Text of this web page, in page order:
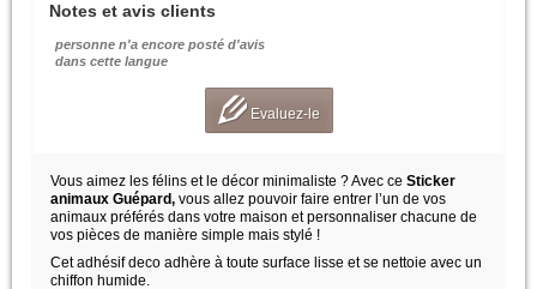
Notes et avis clients
personne n'a encore posté d'avis
dans cette langue
Evaluez-le
Vous aimez les félins et le décor minimaliste ? Avec ce Sticker
animaux Guépard, vous allez pouvoir faire entrer l’un de vos
animaux préférés dans votre maison et personnaliser chacune de
vos pièces de manière simple mais stylé !
Cet adhésif deco adhère à toute surface lisse et se nettoie avec un
chiffon humide.